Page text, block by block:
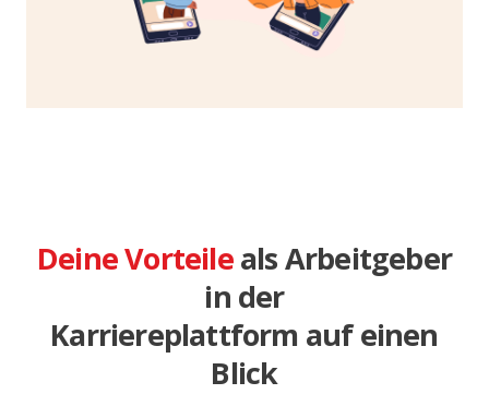
präsent bei möglichen Bewerber:innen.
Deine Vorteileals Arbeitgeber
in der
Karriereplattform auf einen
Blick